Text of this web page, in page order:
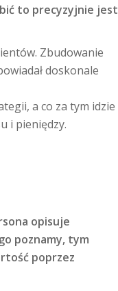
to precyzyjnie jest
Zbudowanie
doskonale
a co za tym idzie
i pieniędzy.
opisuje
poznamy, tym
poprzez